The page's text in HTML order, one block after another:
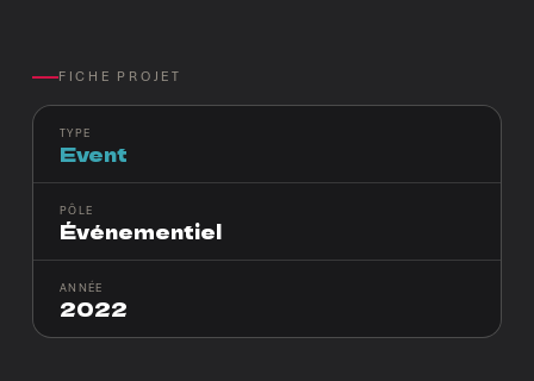
FICHE PROJET
TYPE
Event
PÔLE
Événementiel
ANNÉE
2022